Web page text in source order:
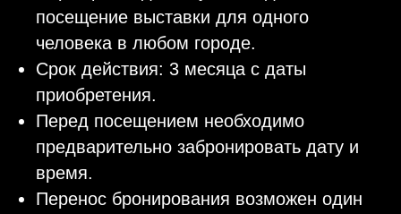
посещение выставки для одного
человека в любом городе.
Срок действия: 3 месяца с даты
приобретения.
Перед посещением необходимо
предварительно забронировать дату и
время.
Перенос бронирования возможен один